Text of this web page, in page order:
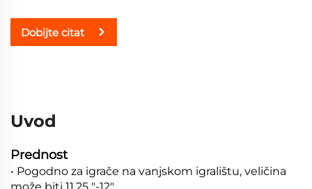
Dobijte citat
Uvod
Prednost
• Pogodno za igrače na vanjskom igralištu, veličina